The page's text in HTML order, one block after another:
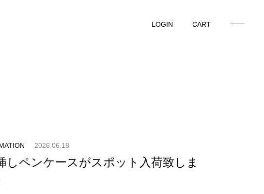
LOGIN
CART
2026.06.18
しペンケースがスポット入荷致しま